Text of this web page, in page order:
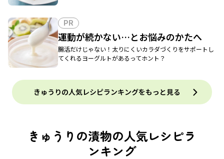
PR
運動が続かない…とお悩みのかたへ
腸活だけじゃない！太りにくいカラダづくりをサポートし
てくれるヨーグルトがあるってホント？
きゅうりの人気レシピランキングをもっと見る
きゅうりの漬物の人気レシピラ
ンキング